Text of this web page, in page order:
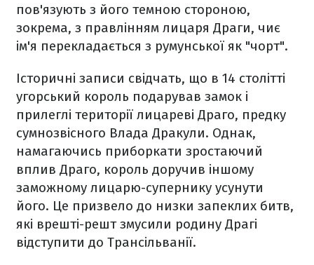
пов'язують з його темною стороною,
зокрема, з правлінням лицаря Драги, чиє
ім'я перекладається з румунської як "чорт".
Історичні записи свідчать, що в 14 столітті
угорський король подарував замок і
прилеглі території лицареві Драго, предку
сумнозвісного Влада Дракули. Однак,
намагаючись приборкати зростаючий
вплив Драго, король доручив іншому
заможному лицарю-супернику усунути
його. Це призвело до низки запеклих битв,
які врешті-решт змусили родину Драгі
відступити до Трансільванії.